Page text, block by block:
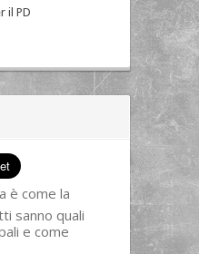
il PD
è come la
sanno quali
e come